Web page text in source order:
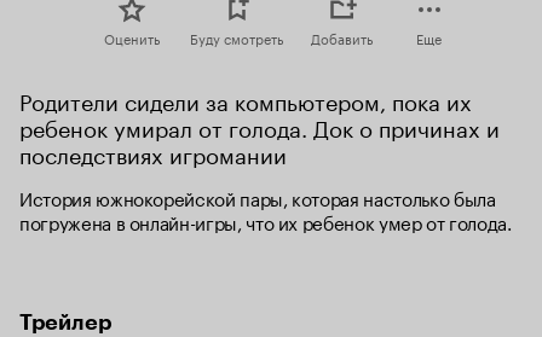
Оценить Буду смотреть Добавить Еще
Родители сидели за компьютером, пока их
ребенок умирал от голода. Док о причинах и
последствиях игромании
История южнокорейской пары, которая настолько была
погружена в онлайн-игры, что их ребенок умер от голода.
Трейлер